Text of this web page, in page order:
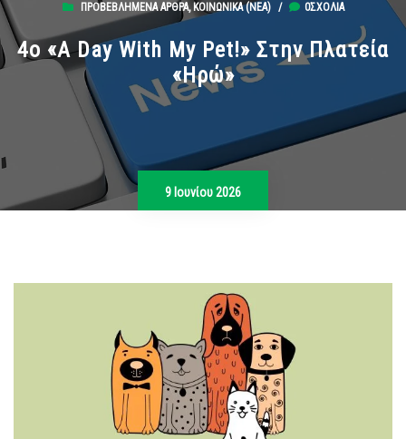
ΠΡΟΒΕΒΛΗΜΈΝΑ ΆΡΘΡΑ, ΚΟΙΝΩΝΙΚΆ (ΝΕΑ)/ 0ΣΧΌΛΙΑ
4ο «A Day With My Pet!» Στην Πλατεία
«Ηρώ»
9 Ιουνίου 2026